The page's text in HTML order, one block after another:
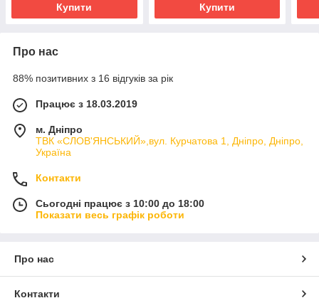
Купити Купити
Про нас
88% позитивних з 16 відгуків за рік
Працює з 18.03.2019
м. Дніпро
ТВК «СЛОВ'ЯНСЬКИЙ»,вул. Курчатова 1, Дніпро, Дніпро,
Україна
Контакти
Сьогодні працює з 10:00 до 18:00
Показати весь графік роботи
Про нас
Контакти